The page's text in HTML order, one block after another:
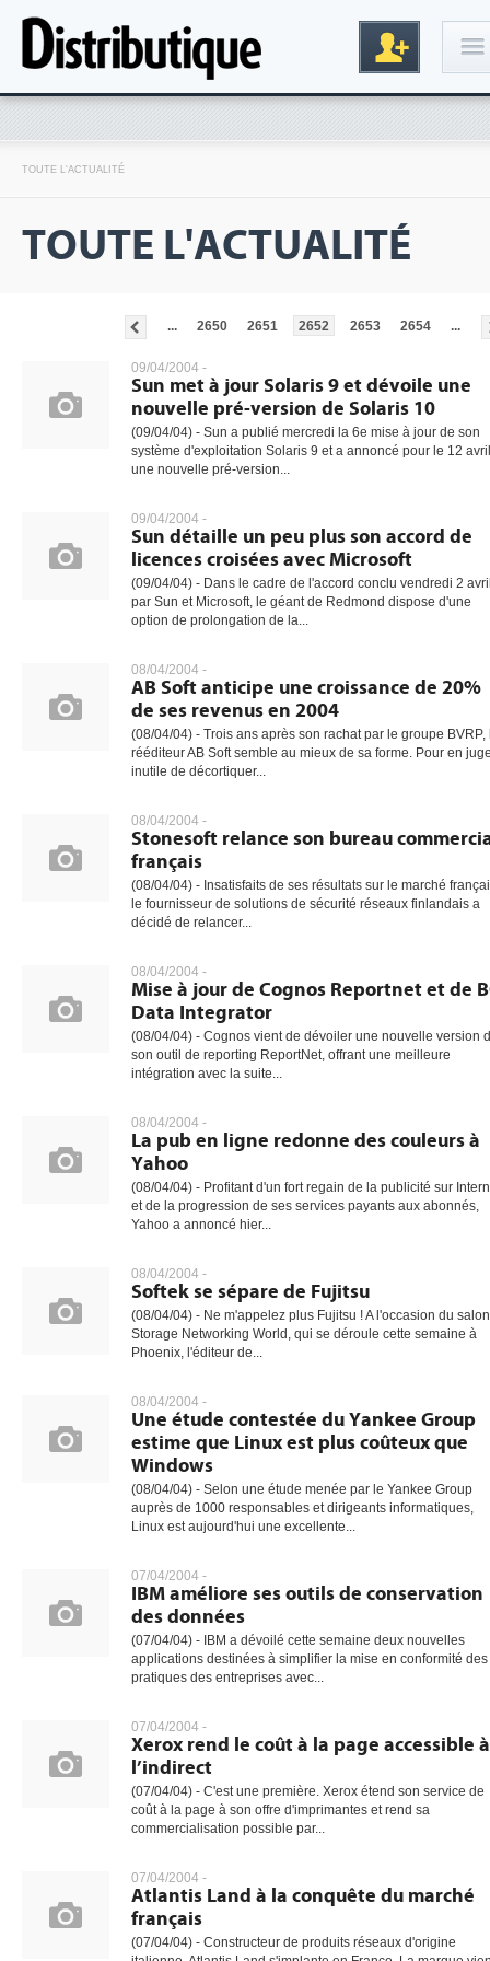
gratuite
TOUTE L'ACTUALITÉ
TOUTE L'ACTUALITÉ
... 2650 2651 2652 2653 2654 ...
09/04/2004 -
Sun met à jour Solaris 9 et dévoile une
nouvelle pré-version de Solaris 10
(09/04/04) - Sun a publié mercredi la 6e mise à jour de son
système d'exploitation Solaris 9 et a annoncé pour le 12 avril
une nouvelle pré-version...
09/04/2004 -
Sun détaille un peu plus son accord de
licences croisées avec Microsoft
(09/04/04) - Dans le cadre de l'accord conclu vendredi 2
par Sun et Microsoft, le géant de Redmond dispose d'une
option de prolongation de la...
08/04/2004 -
AB Soft anticipe une croissance de 20%
de ses revenus en 2004
(08/04/04) - Trois ans après son rachat par le groupe BVRP,
rééditeur AB Soft semble au mieux de sa forme. Pour en
inutile de décortiquer...
08/04/2004 -
Stonesoft relance son bureau
français
(08/04/04) - Insatisfaits de ses résultats sur le marché
le fournisseur de solutions de sécurité réseaux finlandais a
décidé de relancer...
08/04/2004 -
Mise à jour de Cognos Reportnet et de
Data Integrator
(08/04/04) - Cognos vient de dévoiler une nouvelle version
son outil de reporting ReportNet, offrant une meilleure
intégration avec la suite...
08/04/2004 -
La pub en ligne redonne des couleurs à
Yahoo
(08/04/04) - Profitant d'un fort regain de la publicité sur
et de la progression de ses services payants aux abonnés,
Yahoo a annoncé hier...
08/04/2004 -
Softek se sépare de Fujitsu
(08/04/04) - Ne m'appelez plus Fujitsu ! A l'occasion du salon
Storage Networking World, qui se déroule cette semaine à
Phoenix, l'éditeur de...
08/04/2004 -
Une étude contestée du Yankee Group
estime que Linux est plus coûteux que
Windows
(08/04/04) - Selon une étude menée par le Yankee Group
auprès de 1000 responsables et dirigeants informatiques,
Linux est aujourd'hui une excellente...
07/04/2004 -
IBM améliore ses outils de conservation
des données
(07/04/04) - IBM a dévoilé cette semaine deux nouvelles
applications destinées à simplifier la mise en conformité des
pratiques des entreprises avec...
07/04/2004 -
Xerox rend le coût à la page accessible à
l’indirect
(07/04/04) - C'est une première. Xerox étend son service de
coût à la page à son offre d'imprimantes et rend sa
commercialisation possible par...
07/04/2004 -
Atlantis Land à la conquête du marché
français
(07/04/04) - Constructeur de produits réseaux d'origine